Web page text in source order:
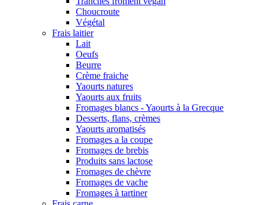
Choucroute
Végétal
Frais laitier
Lait
Oeufs
Beurre
Crème fraiche
Yaourts natures
Yaourts aux fruits
Fromages blancs - Yaourts à la Grecque
Desserts, flans, crèmes
Yaourts aromatisés
Fromages a la coupe
Fromages de brebis
Produits sans lactose
Fromages de chèvre
Fromages de vache
Fromages à tartiner